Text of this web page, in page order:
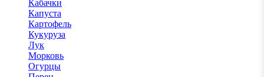
Кабачки
Капуста
Картофель
Кукуруза
Лук
Морковь
Огурцы